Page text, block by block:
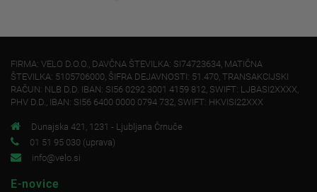
FIRMA: VELO D.O.O., DAVČNA ŠTEVILKA: SI74723634, MATIČNA
ŠTEVILKA: 5105706000, ŠIFRA DEJAVNOSTI: 51.470, TRANSAKCIJSKI
RAČUN: NLB D.D. IBAN: SI56 0292 3001 4159 812, SWIFT: LJBASI2XXXX,
PHV D.D., IBAN: SI56 6400 0000 0794 732, SWIFT: HKVISI22XXX
Dunajska 421, 1231 - Ljubljana Črnuče
01 51 95 030 (uprava)
info@velo.si
E-novice